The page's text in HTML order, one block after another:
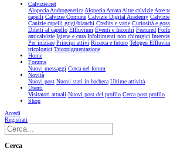
Calvizie.net
Alopecia AndrogeneticaAlopecia AreataAltre calvizieAree
capelli Calvizie Comune Calvizie Digital Academy
Canizie capelli grigi/bianchi Credits e varie Curiosità e
Difetti al capello Effluvium Eventi e Incontri Featured
anticalvizie Igiene e cura Infoltimenti non chirurgici
Per iniziare Principi attivi Ricerca e futuro Telogen
tricologici Tricopigmentazione
Home
Forums
Nuovi messaggi Cerca nel forum
Novità
Nuovi post Nuovi stati in bacheca Ultime attività
Utenti
Visitatori attuali Nuovi post del profilo Cerca post profilo
Shop
Accedi
Registrati
Cerca